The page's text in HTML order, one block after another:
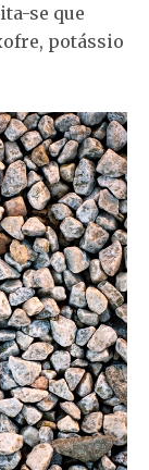
se que
potássio